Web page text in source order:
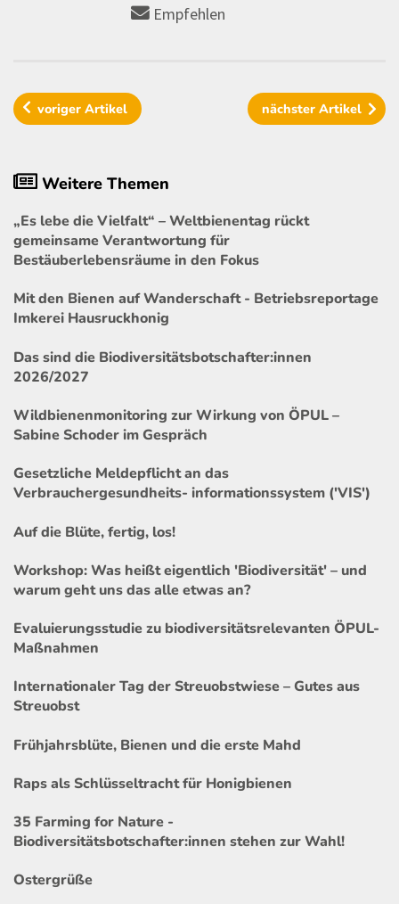
Empfehlen
vorigerArtikel nächster Artikel
Weitere Themen
„Es lebe die Vielfalt“ – Weltbienentag rückt
gemeinsame Verantwortung für
Bestäuberlebensräume in den Fokus
Mit den Bienen auf Wanderschaft - Betriebsreportage
Imkerei Hausruckhonig
Das sind die Biodiversitätsbotschafter:innen
2026/2027
Wildbienenmonitoring zur Wirkung von ÖPUL –
Sabine Schoder im Gespräch
Gesetzliche Meldepflicht an das
Verbrauchergesundheits- informationssystem ('VIS')
Auf die Blüte, fertig, los!
Workshop: Was heißt eigentlich 'Biodiversität' – und
warum geht uns das alle etwas an?
Evaluierungsstudie zu biodiversitätsrelevanten ÖPUL-
Maßnahmen
Internationaler Tag der Streuobstwiese – Gutes aus
Streuobst
Frühjahrsblüte, Bienen und die erste Mahd
Raps als Schlüsseltracht für Honigbienen
35 Farming for Nature -
Biodiversitätsbotschafter:innen stehen zur Wahl!
Ostergrüße